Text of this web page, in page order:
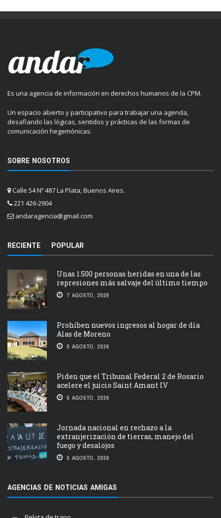
Es una agencia de información en derechos humanos de la CPM.
Un espacio abierto y participativo para trabajar una agenda,
desafiando las lógicas, sentidos y prácticas de las formas de
comunicación hegemónicas.
SOBRE NOSOTROS
Calle 54 Nº 487 La Plata, Buenos Aires.
221 426-2904
andaragencia@gmail.com
RECIENTE POPULAR
Unas 1.500 personas heridas en una de las
represiones más salvaje del último tiempo
7 AGOSTO, 2026
Prohíben nuevos ingresos al hogar de día
Alas de Moreno
5 AGOSTO, 2026
Piden que el Tribunal Federal 2 de Rosario
acelere el juicio Saint Amant IV
5 AGOSTO, 2026
Jornada nacional en rechazo a la
extranjerización de tierras, manejo del
fuego y desalojos
5 AGOSTO, 2026
AGENCIAS DE NOTICIAS AMIGAS